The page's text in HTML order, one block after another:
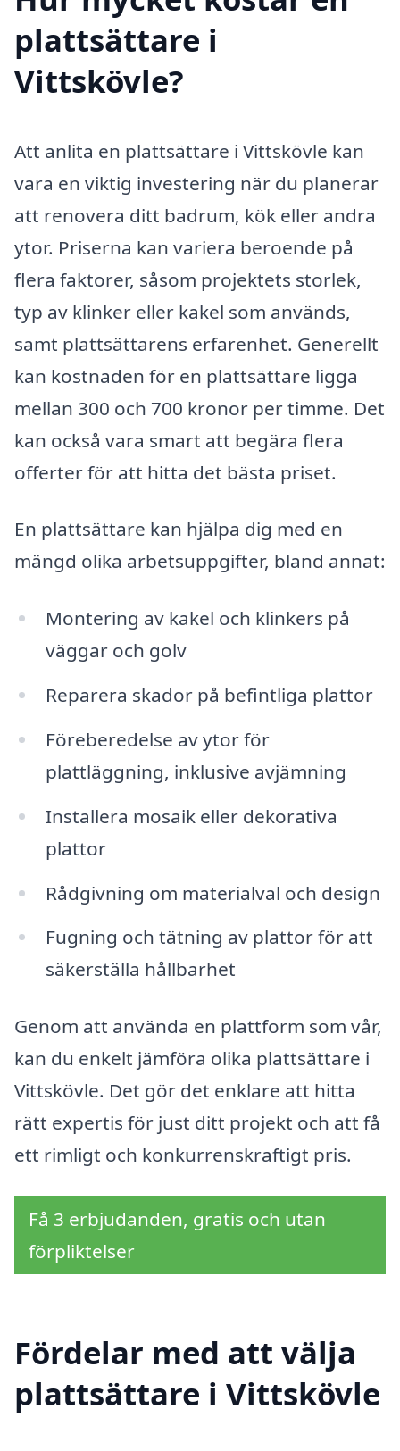
plattsättare i
Vittskövle?
Att anlita en plattsättare i Vittskövle kan
vara en viktig investering när du planerar
att renovera ditt badrum, kök eller andra
ytor. Priserna kan variera beroende på
flera faktorer, såsom projektets storlek,
typ av klinker eller kakel som används,
samt plattsättarens erfarenhet. Generellt
kan kostnaden för en plattsättare ligga
mellan 300 och 700 kronor per timme. Det
kan också vara smart att begära flera
offerter för att hitta det bästa priset.
En plattsättare kan hjälpa dig med en
mängd olika arbetsuppgifter, bland annat:
Montering av kakel och klinkers på
väggar och golv
Reparera skador på befintliga plattor
Föreberedelse av ytor för
plattläggning, inklusive avjämning
Installera mosaik eller dekorativa
plattor
Rådgivning om materialval och design
Fugning och tätning av plattor för att
säkerställa hållbarhet
Genom att använda en plattform som vår,
kan du enkelt jämföra olika plattsättare i
Vittskövle. Det gör det enklare att hitta
rätt expertis för just ditt projekt och att få
ett rimligt och konkurrenskraftigt pris.
Få 3 erbjudanden, gratis och utan
förpliktelser
Fördelar med att välja
plattsättare i Vittskövle